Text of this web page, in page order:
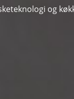
og